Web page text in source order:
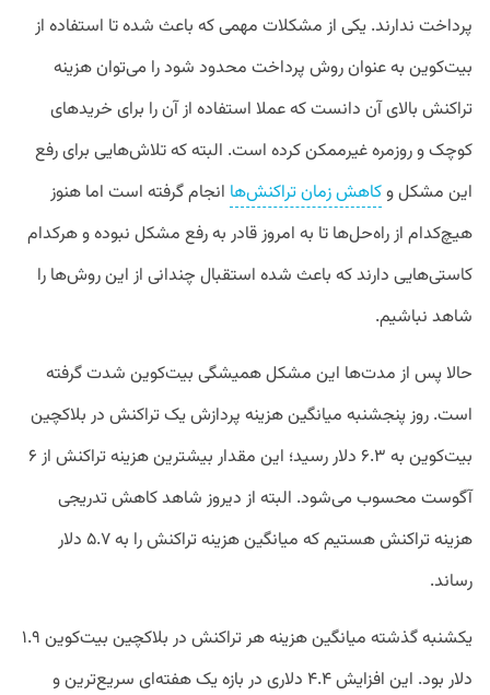
پرداخت ندارند. یکی از مشکلات مهمی که باعث شده تا استفاده از
بیت‌کوین به عنوان روش پرداخت محدود شود را می‌توان هزینه
تراکنش بالای آن دانست که عملا استفاده از آن را برای خریدهای
کوچک و روزمره غیرممکن کرده است. البته که تلاش‌هایی برای رفع
این مشکل وکاهش زمان تراکنش‌ها انجام گرفته است اما هنوز
هیچ‌کدام از راه‌حل‌ها تا به امروز قادر به رفع مشکل نبوده و هرکدام
کاستی‌هایی دارند که باعث شده استقبال چندانی از این روش‌ها را
شاهد نباشیم.
حالا پس از مدت‌ها این مشکل همیشگی بیت‌کوین شدت گرفته
است. روز پنجشنبه میانگین هزینه پردازش یک تراکنش در بلاکچین
بیت‌کوین به ۶.۳ دلار رسید؛ این مقدار بیشترین هزینه تراکنش از ۶
آگوست محسوب می‌شود. البته از دیروز شاهد کاهش تدریجی
هزینه تراکنش هستیم که میانگین هزینه تراکنش را به ۵.۷ دلار
رساند.
یکشنبه گذشته میانگین هزینه هر تراکنش در بلاکچین بیت‌کوین ۱.۹
دلار بود. این افزایش ۴.۴ دلاری در بازه یک هفته‌ای سریع‌ترین و